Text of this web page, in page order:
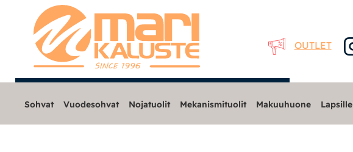
OUTLET
Sohvat Vuodesohvat Nojatuolit Mekanismituolit Makuuhuone Lapsille